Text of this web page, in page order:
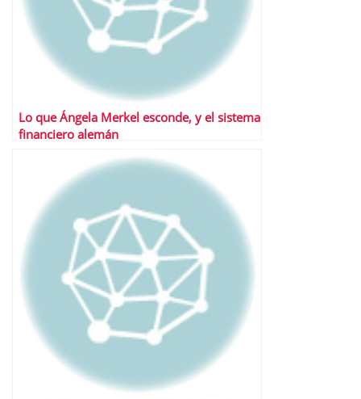
Lo que Ángela Merkel esconde, y el sistema
financiero alemán